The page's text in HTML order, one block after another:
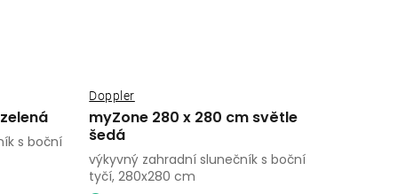
s boční
myZone 280 x 280 cm světle
šedá
Doppler
výkyvný zahradní slunečník s boční
tyčí, 280x280 cm